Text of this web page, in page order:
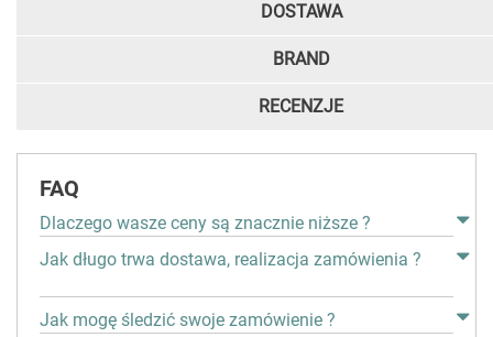
DOSTAWA
BRAND
RECENZJE
FAQ
Dlaczego wasze ceny są znacznie niższe ?
Jak długo trwa dostawa, realizacja zamówienia ?
Jak mogę śledzić swoje zamówienie ?